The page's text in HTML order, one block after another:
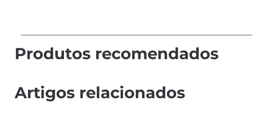
Produtos recomendados
Artigos relacionados